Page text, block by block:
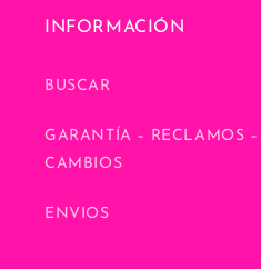
INFORMACIÓN
BUSCAR
GARANTÍA – RECLAMOS
CAMBIOS
ENVIOS